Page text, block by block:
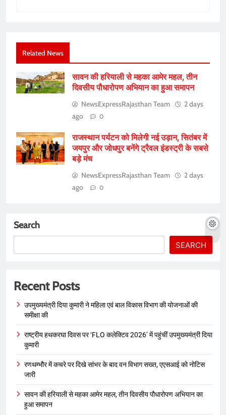
Related News
सावन की हरियाली से महका आमेर महल, तीन
दिवसीय पौधारोपण अभियान का हुआ समापन
NewsExpressRajasthan Team
2 days
ago
0
राजस्थान पर्यटन को मिलेगी नई उड़ान, सितंबर में
जयपुर और जोधपुर बनेंगे ट्रैवल इंडस्ट्री के सबसे
बड़े मंच
NewsExpressRajasthan Team
2 days
ago
0
Search
SEARCH
Recent Posts
उपमुख्यमंत्री दिया कुमारी ने महिला एवं बाल विकास विभाग की योजनाओं की
समीक्षा की
राष्ट्रीय हथकरघा दिवस पर ‘FLO कलेक्टिव 2026’ में पहुंचीं उपमुख्यमंत्री दिया
कुमारी
रणथम्भौर में कचरे पर दिखे सांभर के बाद वन विभाग सख्त, एएसआई को नोटिस
जारी
सावन की हरियाली से महका आमेर महल, तीन दिवसीय पौधारोपण अभियान का
हुआ समापन